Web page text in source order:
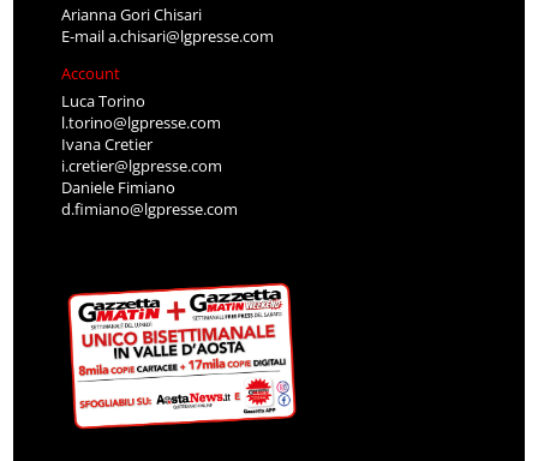
Arianna Gori Chisari
E-maila.chisari@lgpresse.com
Account
Luca Torino
l.torino@lgpresse.com
Ivana Cretier
i.cretier@lgpresse.com
Daniele Fimiano
d.fimiano@lgpresse.com